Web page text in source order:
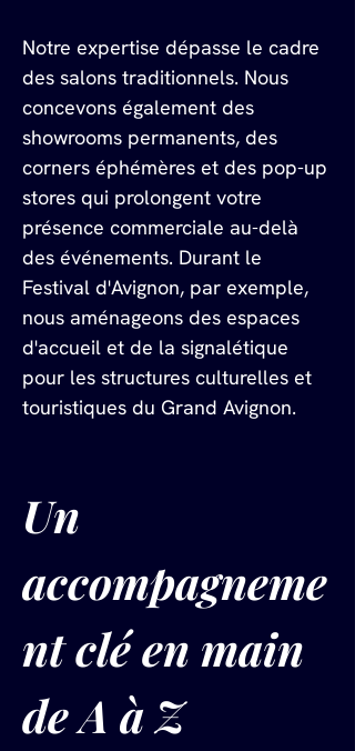
Notre expertise dépasse le cadre
des salons traditionnels. Nous
concevons également des
showrooms permanents, des
corners éphémères et des pop-up
stores qui prolongent votre
présence commerciale au-delà
des événements. Durant le
Festival d'Avignon, par exemple,
nous aménageons des espaces
d'accueil et de la signalétique
pour les structures culturelles et
touristiques du Grand Avignon.
Un
accompagneme
nt clé en main
de A à Z